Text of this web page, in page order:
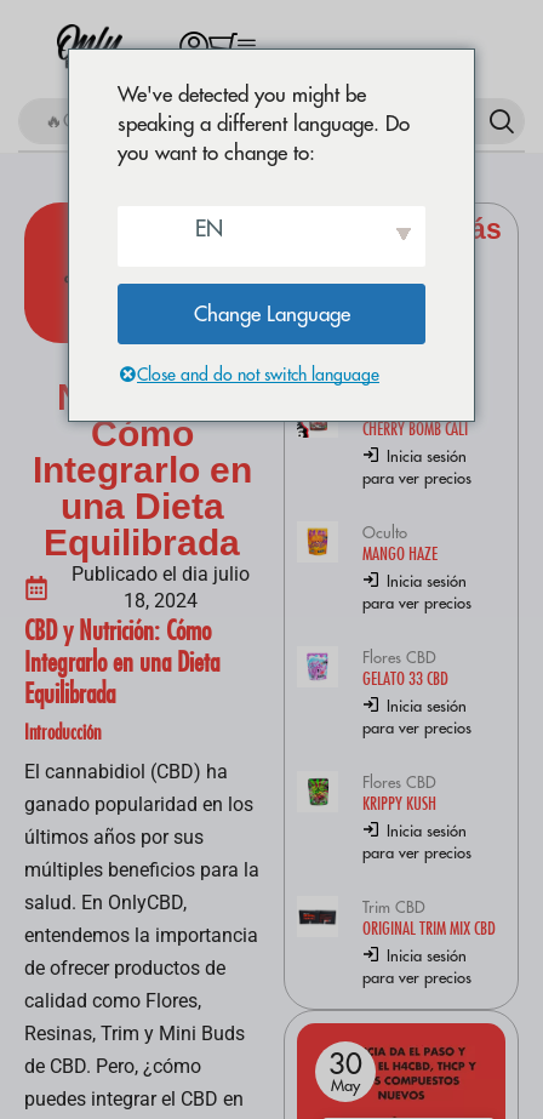
🔥Comprar Mini Buds
CBD y
Nutrición:
Cómo
Integrarlo en
una Dieta
Equilibrada
Publicado el dia julio
18, 2024
CBD y Nutrición: Cómo
Integrarlo en una Dieta
Equilibrada
Introducción
El cannabidiol (CBD) ha
ganado popularidad en los
últimos años por sus
múltiples beneficios para la
salud. En OnlyCBD,
entendemos la importancia
de ofrecer productos de
calidad como Flores,
Resinas, Trim y Mini Buds
de CBD. Pero, ¿cómo
puedes integrar el CBD en
Productos más
Flores CBD
CHERRY BOMB CALI
Inicia sesión
para ver precios
Oculto
MANGO HAZE
Inicia sesión
para ver precios
Flores CBD
GELATO 33 CBD
Inicia sesión
para ver precios
Flores CBD
KRIPPY KUSH
Inicia sesión
para ver precios
Trim CBD
ORIGINAL TRIM MIX CBD
Inicia sesión
para ver precios
30 30
May
We've detected you might be
speaking a different language. Do
you want to change to:
EN
Change Language
Close and do not switch language